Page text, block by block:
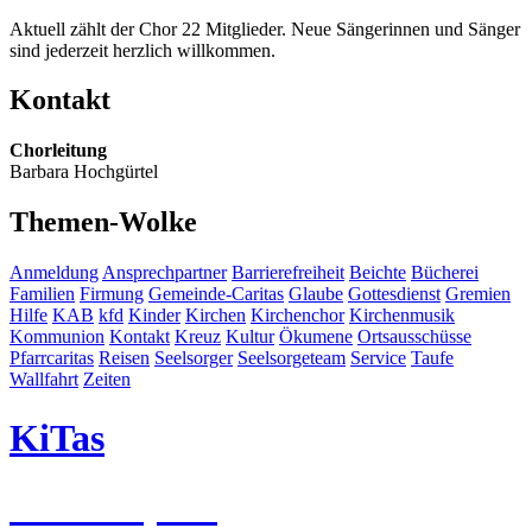
Aktuell zählt der Chor 22 Mitglieder. Neue Sängerinnen und Sänger
sind jederzeit herzlich willkommen.
Kontakt
Chorleitung
Barbara Hochgürtel
Themen-Wolke
Anmeldung Ansprechpartner Barrierefreiheit Beichte Bücherei
Familien Firmung Gemeinde-Caritas Glaube Gottesdienst Gremien
Hilfe KAB kfd Kinder Kirchen Kirchenchor Kirchenmusik
Kommunion Kontakt Kreuz Kultur Ökumene Ortsausschüsse
Pfarrcaritas Reisen Seelsorger Seelsorgeteam Service Taufe
Wallfahrt Zeiten
KiTas